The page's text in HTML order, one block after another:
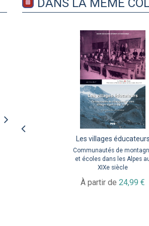
L'esprit des lieux
Le patrimoine et la cité
À partir de 28,99 €
DANS LA MÊME
Les villages éducateurs
Communautés de
et écoles dans les Alpes
XIXe siècle
À partir de 24,99 €
Les Italiens en
à la fin du Moyen-
Crédit, finance,